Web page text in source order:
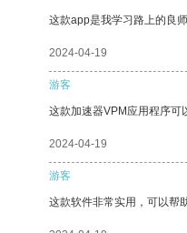
这款app是我学习路上的良
2024-04-19
游客
这款加速器VPM应用程序可
2024-04-19
游客
这款软件非常实用，可以帮